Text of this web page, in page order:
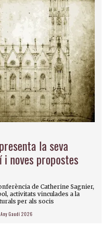
la seva
i noves propostes
de Catherine Sagnier,
activitats vinculades a la
per als socis
Any Gaudí 2026